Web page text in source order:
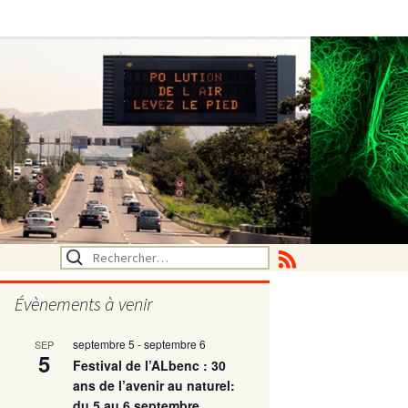
Rechercher :
Évènements à venir
SEP
5
septembre 5 -septembre 6
Festival de l’ALbenc : 30
ans de l’avenir au naturel: